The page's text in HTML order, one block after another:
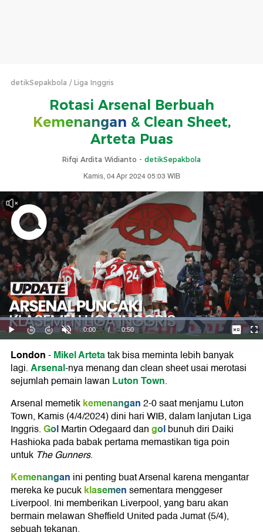
detikSepakbola Liga Inggris
Rotasi Arsenal Berbuah
Kemenangan & Clean Sheet,
Arteta Puas
Rifqi Ardita Widianto - detikSepakbola
Kamis, 04 Apr 2024 05:03 WIB
London-Mikel Artetatak bisa meminta lebih banyak
lagi.Arsenal-nya menang dan clean sheet usai merotasi
sejumlah pemain lawan Luton Town.
Arsenal memetikkemenangan2-0 saat menjamu Luton
Town, Kamis (4/4/2024) dini hari WIB, dalam lanjutan Liga
Inggris.GolMartin Odegaard dangolbunuh diri Daiki
Hashioka pada babak pertama memastikan tiga poin
untuk The Gunners.
Kemenangan ini penting buat Arsenal karena mengantar
mereka ke pucukklasemensementara menggeser
Liverpool. Ini memberikan Liverpool, yang baru akan
bermain melawan Sheffield United pada Jumat (5/4),